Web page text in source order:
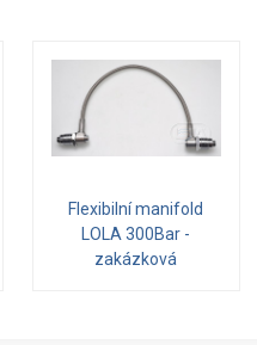
Flexibilní manifold
LOLA 300Bar -
zakázková